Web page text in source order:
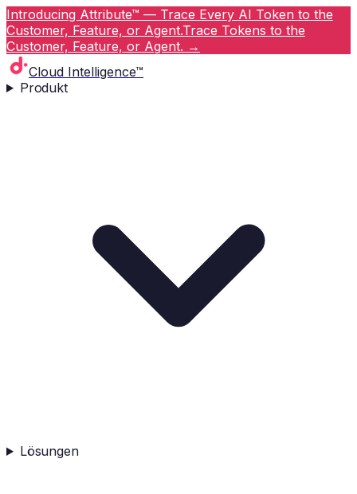
Introducing Attribute™ — Trace Every AI Token to the
Customer, Feature, or Agent.Trace Tokens to the
Customer, Feature, or Agent. →
Cloud Intelligence™
Produkt
Lösungen